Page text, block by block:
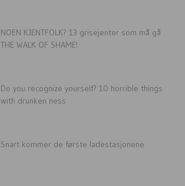
NOEN KJENTFOLK? 13 grisejenter som må gå
THE WALK OF SHAME!
Do you recognize yourself? 10 horrible things
with drunken ness
Snart kommer de første ladestasjonene